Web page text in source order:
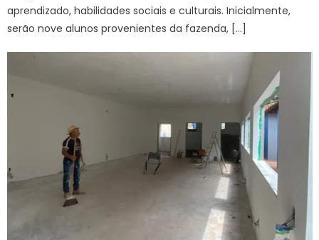
aprendizado, habilidades sociais e culturais. Inicialmente,
serão nove alunos provenientes da fazenda, […]